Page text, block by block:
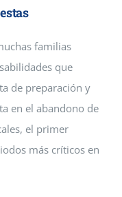
familias
que
de preparación y
en el abandono de
el primer
más críticos en